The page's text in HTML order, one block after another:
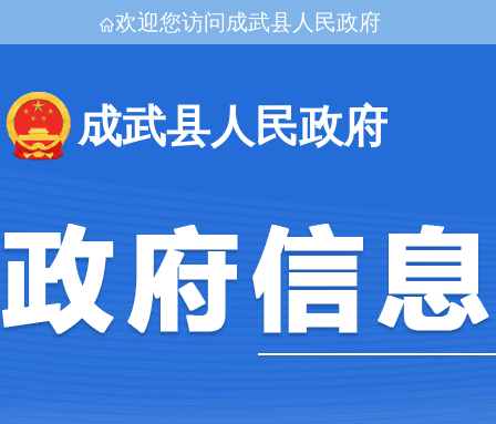
欢迎您访问成武县人民政府
成武县人民政府